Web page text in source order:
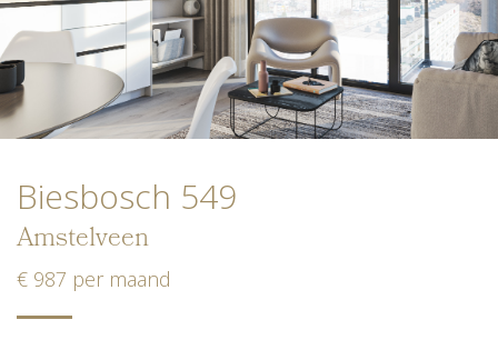
Biesbosch 549
Amstelveen
€ 987 per maand